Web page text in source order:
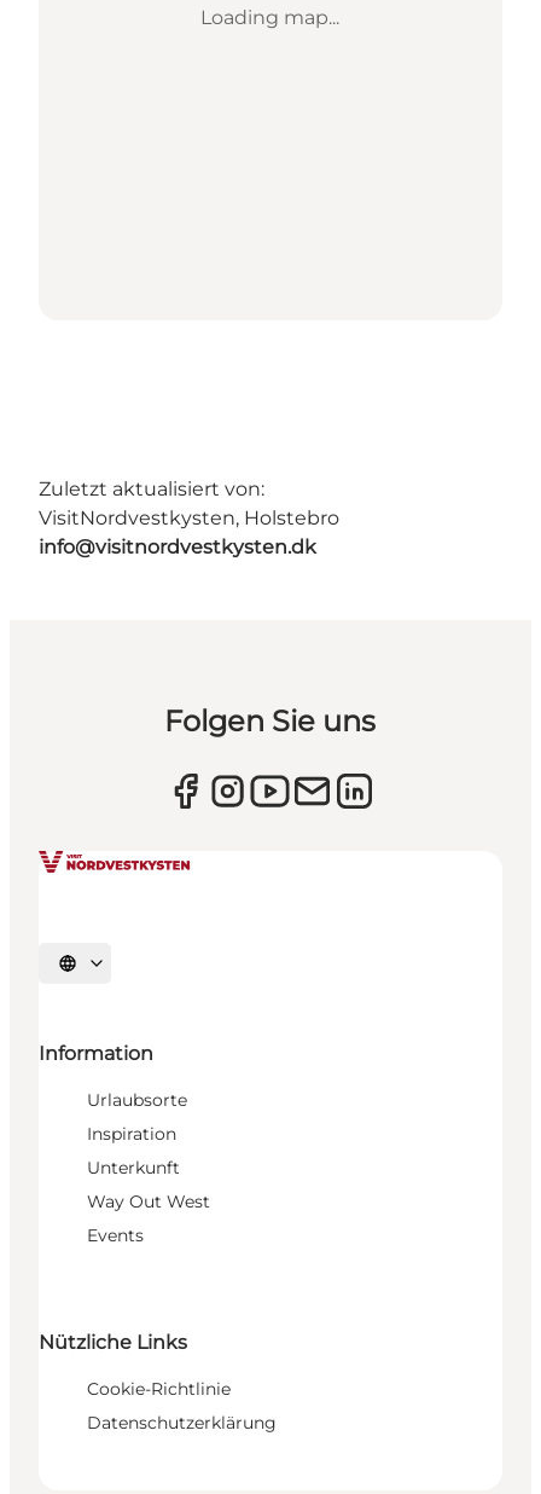
Loading map...
Zuletzt aktualisiert von:
VisitNordvestkysten, Holstebro
info@visitnordvestkysten.dk
Folgen Sie uns
Sprache auswählen
Information
Urlaubsorte
Inspiration
Unterkunft
Way Out West
Events
Nützliche Links
Cookie-Richtlinie
Datenschutzerklärung